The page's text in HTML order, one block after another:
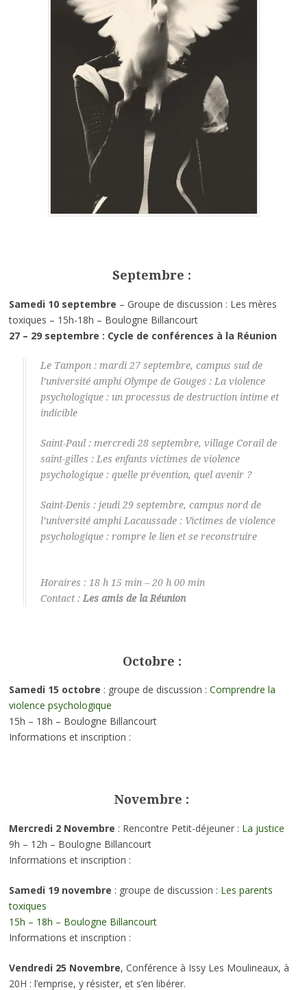
Septembre :
Samedi 10 septembre – Groupe de discussion : Les mères
toxiques – 15h-18h – Boulogne Billancourt
27 – 29 septembre : Cycle de conférences à la Réunion
Le Tampon : mardi 27 septembre, campus sud de
l’université amphi Olympe de Gouges : La violence
psychologique : un processus de destruction intime et
indicible
Saint-Paul : mercredi 28 septembre, village Corail de
saint-gilles : Les enfants victimes de violence
psychologique : quelle prévention, quel avenir ?
Saint-Denis : jeudi 29 septembre, campus nord de
l’université amphi Lacaussade : Victimes de violence
psychologique : rompre le lien et se reconstruire
Horaires : 18 h 15 min – 20 h 00 min
Contact : Les amis de la Réunion
Octobre :
Samedi 15 octobre : groupe de discussion : Comprendre la
violence psychologique
15h – 18h – Boulogne Billancourt
Informations et inscription :
Novembre :
Mercredi 2 Novembre : Rencontre Petit-déjeuner : La justice
9h – 12h – Boulogne Billancourt
Informations et inscription :
Samedi 19 novembre : groupe de discussion : Les parents
toxiques
15h – 18h – Boulogne Billancourt
Informations et inscription :
Vendredi 25 Novembre, Conférence à Issy Les Moulineaux, à
20H : l’emprise, y résister, et s’en libérer.